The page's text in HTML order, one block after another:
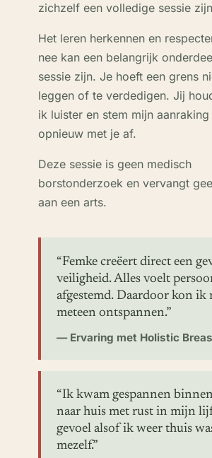
zichzelf een volledige sessie
Het leren herkennen en
nee kan een belangrijk
sessie zijn. Je hoeft een grens
leggen of te verdedigen. Jij
ik luister en stem mijn
opnieuw met je af.
Deze sessie is geen medisch
borstonderzoek en vervangt
aan een arts.
“Femke creëert direct een
veiligheid. Alles voelt
afgestemd. Daardoor kon ik
meteen ontspannen.”
— Ervaring met Holistic
“Ik kwam gespannen
naar huis met rust in mijn
gevoel alsof ik weer thuis
mezelf.”